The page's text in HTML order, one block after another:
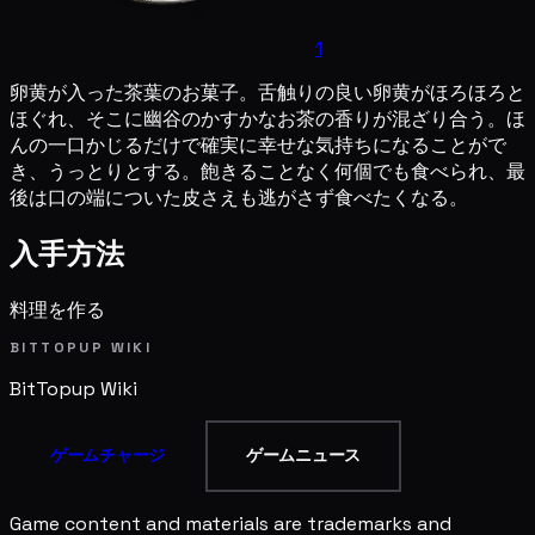
1
卵黄が入った茶葉のお菓子。舌触りの良い卵黄がほろほろと
ほぐれ、そこに幽谷のかすかなお茶の香りが混ざり合う。ほ
んの一口かじるだけで確実に幸せな気持ちになることがで
き、うっとりとする。飽きることなく何個でも食べられ、最
後は口の端についた皮さえも逃がさず食べたくなる。
入手方法
料理を作る
BITTOPUP WIKI
BitTopup Wiki
ゲームチャージ ゲームニュース
Game content and materials are trademarks and